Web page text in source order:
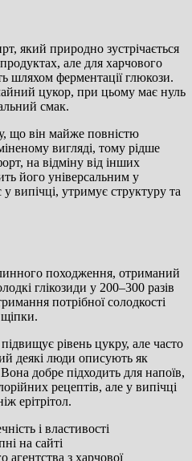
який природно зустрічається
але для харчового
шляхом ферментації глюкози.
цукор, при цьому має нуль
смак.
що він майже повністю
вигляді, тому рідше
на відміну від інших
його універсальним у
випічці, утримує структуру та
походження, отриманий
глікозиди у 200–300 разів
потрібної солодкості
щіпки.
рівень цукру, але часто
деякі люди описують як
добре підходить для напоїв,
рецептів, але у випічці
ерітрітол.
і властивості
на сайті
з харчової